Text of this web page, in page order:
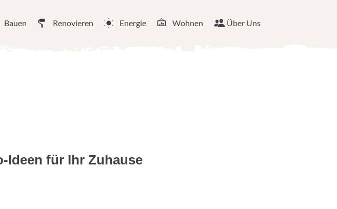
Bauen Renovieren Energie Wohnen Über Uns
Ideen für Ihr Zuhause